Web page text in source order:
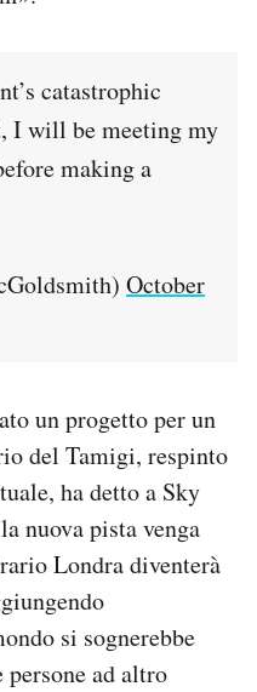
catastrophic
I will be meeting my
making a
October
un progetto per un
del Tamigi, respinto
ha detto a Sky
nuova pista venga
Londra diventerà
si sognerebbe
ad altro